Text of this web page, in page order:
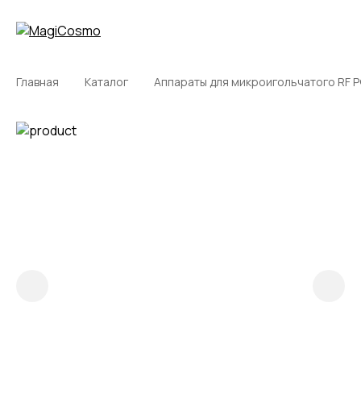
Главная Каталог Аппараты для микроигольчатого RF
Описание